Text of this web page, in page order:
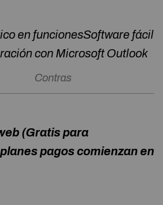
en funcionesSoftware fácil
con Microsoft Outlook
Contras
(Gratis para
pagos comienzan en